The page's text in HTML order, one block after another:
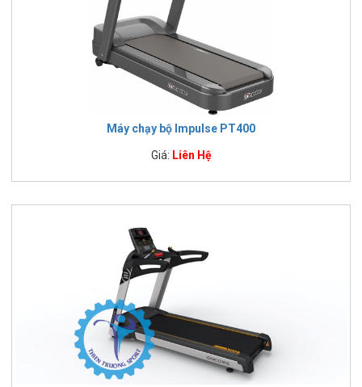
Máy chạy bộ Impulse PT400
Giá: Liên Hệ